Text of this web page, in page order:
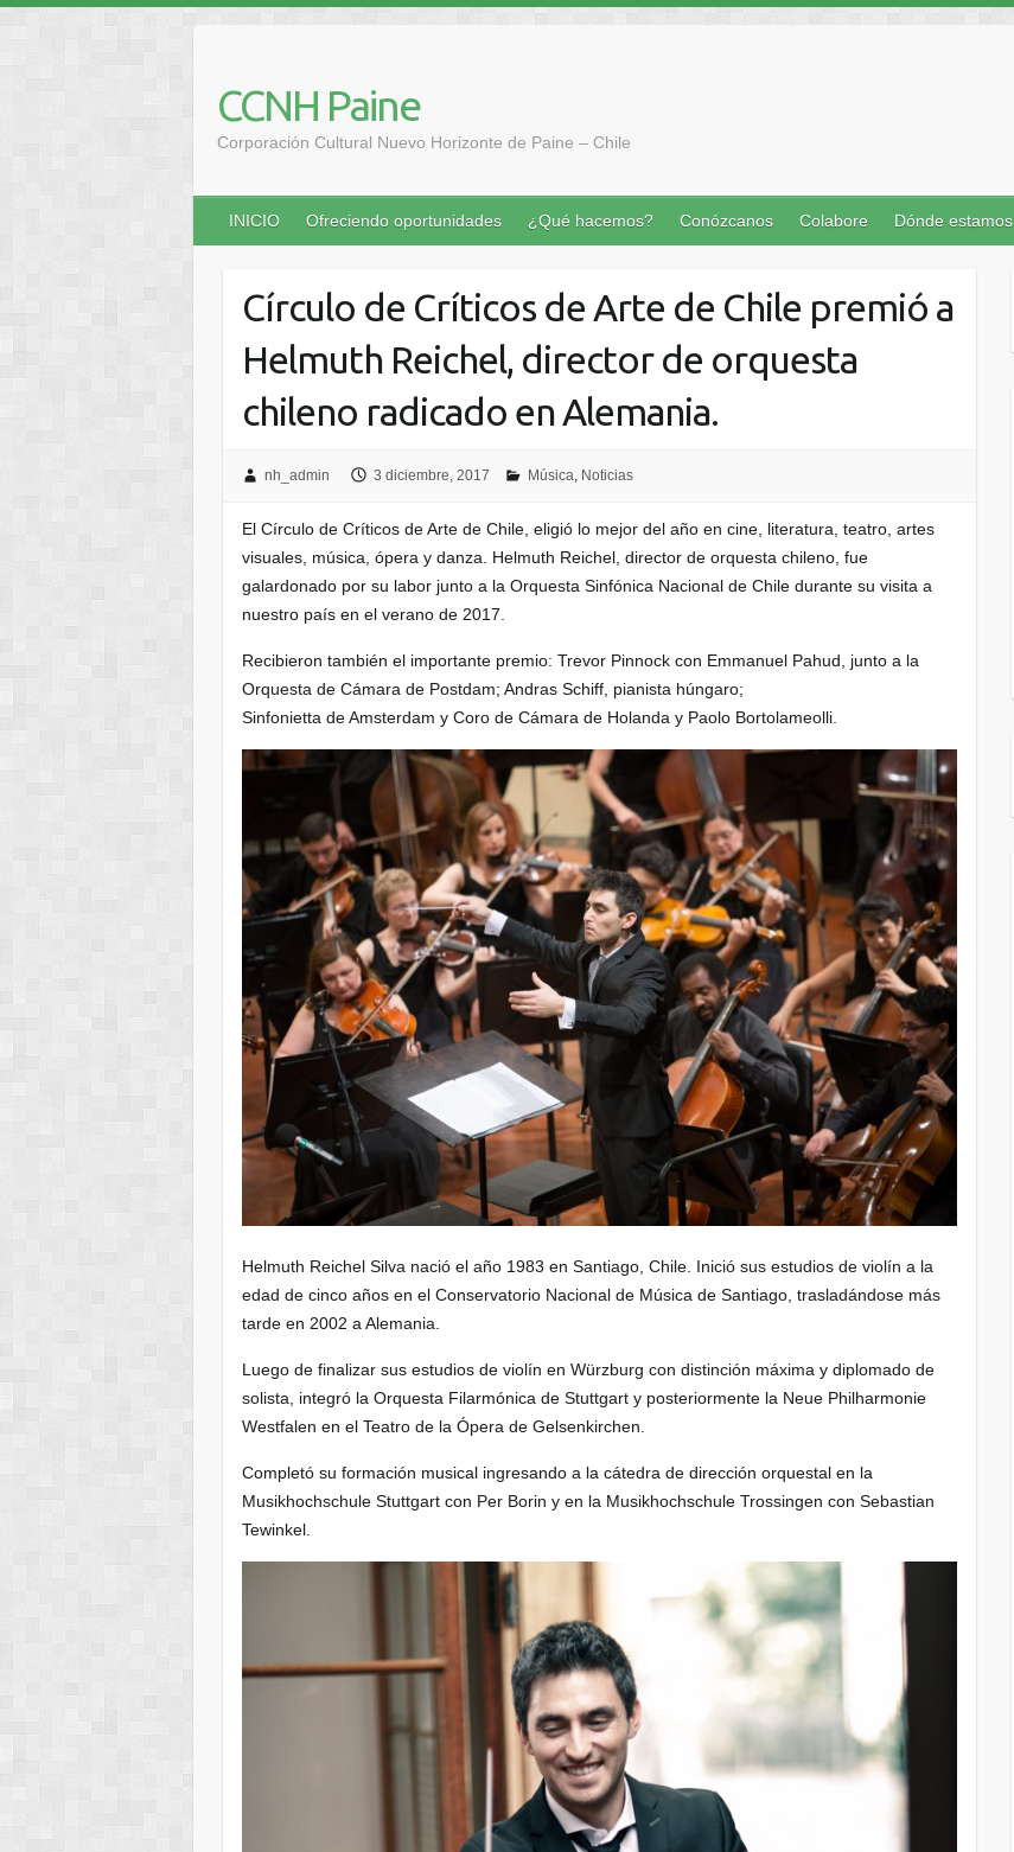
contenido
CCNH Paine
Corporación Cultural Nuevo Horizonte de Paine – Chile
INICIO Ofreciendo oportunidades ¿Qué hacemos? Conózcanos Colabore Dónde estamos
Círculo de Críticos de Arte de Chile premió a
Helmuth Reichel, director de orquesta
chileno radicado en Alemania.
nh_admin 3 diciembre, 2017 Música, Noticias
El Círculo de Críticos de Arte de Chile, eligió lo mejor del año en cine, literatura, teatro, artes
visuales, música, ópera y danza. Helmuth Reichel, director de orquesta chileno, fue
galardonado por su labor junto a la Orquesta Sinfónica Nacional de Chile durante su visita a
nuestro país en el verano de 2017.
Recibieron también el importante premio: Trevor Pinnock con Emmanuel Pahud, junto a la
Orquesta de Cámara de Postdam; Andras Schiff, pianista húngaro;
Sinfonietta de Amsterdam y Coro de Cámara de Holanda y Paolo Bortolameolli.
Helmuth Reichel Silva nació el año 1983 en Santiago, Chile. Inició sus estudios de violín a la
edad de cinco años en el Conservatorio Nacional de Música de Santiago, trasladándose más
tarde en 2002 a Alemania.
Luego de finalizar sus estudios de violín en Würzburg con distinción máxima y diplomado de
solista, integró la Orquesta Filarmónica de Stuttgart y posteriormente la Neue Philharmonie
Westfalen en el Teatro de la Ópera de Gelsenkirchen.
Completó su formación musical ingresando a la cátedra de dirección orquestal en la
Musikhochschule Stuttgart con Per Borin y en la Musikhochschule Trossingen con Sebastian
Tewinkel.